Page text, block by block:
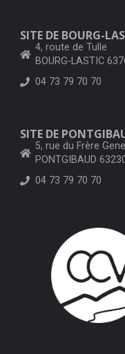
SITE DE BOURG-
4, route de Tulle
BOURG-LASTIC
04 73 79 70 70
SITE DE
5, rue du Frère
PONTGIBAUD
04 73 79 70 70